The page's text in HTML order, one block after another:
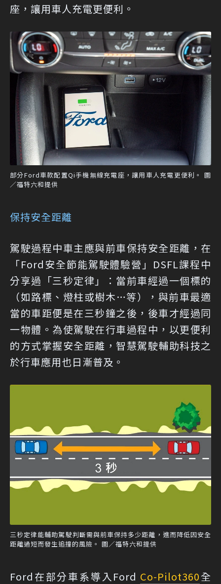
座，讓用車人充電更便利。
部分Ford車款配置Qi手機無線充電座，讓用車人充電更便利。 圖
／福特六和提供
保持安全距離
駕駛過程中車主應與前車保持安全距離，在
「Ford安全節能駕駛體驗營」DSFL課程中
分享過「三秒定律」：當前車經過一個標的
（如路標、燈柱或樹木…等），與前車最適
當的車距便是在三秒鐘之後，後車才經過同
一物體。為使駕駛在行車過程中，以更便利
的方式掌握安全距離，智慧駕駛輔助科技之
於行車應用也日漸普及。
三秒定律能輔助駕駛判斷需與前車保持多少距離，進而降低因安全
距離過短而發生追撞的風險。 圖／福特六和提供
Ford在部分車系導入Ford Co-Pilot360全